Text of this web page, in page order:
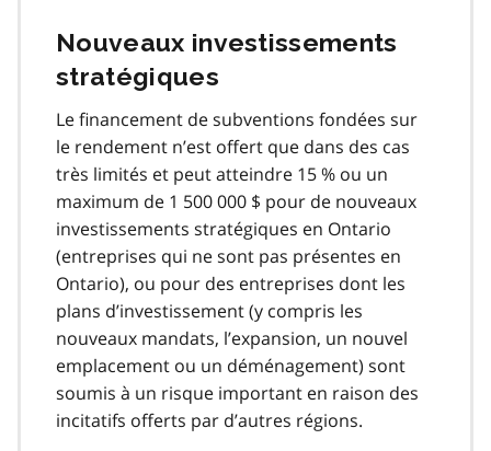
Nouveaux investissements
stratégiques
Le financement de subventions fondées sur
le rendement n’est offert que dans des cas
très limités et peut atteindre 15 % ou un
maximum de 1 500 000 $ pour de nouveaux
investissements stratégiques en Ontario
(entreprises qui ne sont pas présentes en
Ontario), ou pour des entreprises dont les
plans d’investissement (y compris les
nouveaux mandats, l’expansion, un nouvel
emplacement ou un déménagement) sont
soumis à un risque important en raison des
incitatifs offerts par d’autres régions.